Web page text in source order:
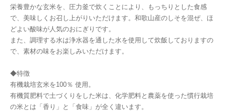
栄養豊かな玄米を、圧力釜で炊くことにより、もっちりとした食感
で、美味しくお召し上がりいただけます。和歌山産のしそを混ぜ、ほ
どよい酸味が人気のおにぎりです。
また、調理する水は浄水器を通した水を使用して炊飯しておりますの
で、素材の味をお楽しみいただけます。
◆特徴
有機栽培玄米を100％ 使用。
有機質肥料で土づくりをした米は、化学肥料と農薬を使った慣行栽培
の米とは「香り」と「食味」が全く違います。